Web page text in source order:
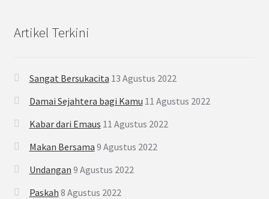
Artikel Terkini
Sangat Bersukacita 13 Agustus 2022
Damai Sejahtera bagi Kamu 11 Agustus 2022
Kabar dari Emaus 11 Agustus 2022
Makan Bersama 9 Agustus 2022
Undangan 9 Agustus 2022
Paskah 8 Agustus 2022